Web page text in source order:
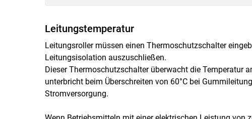
Leitungstemperatur
Leitungsroller müssen einen Thermoschutzschalter
Leitungsisolation auszuschließen.
Dieser Thermoschutzschalter überwacht die Temperatur
unterbricht beim Überschreiten von 60°C bei
Stromversorgung.